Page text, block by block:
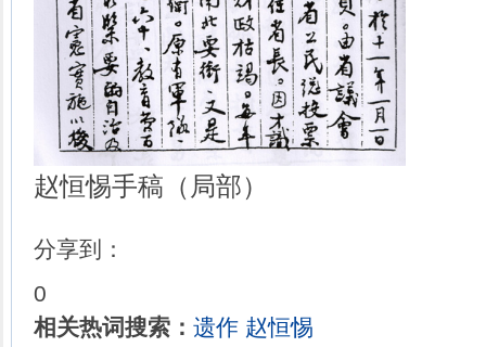
赵恒惕手稿（局部）
分享到：
0
相关热词搜索： 遗作 赵恒惕